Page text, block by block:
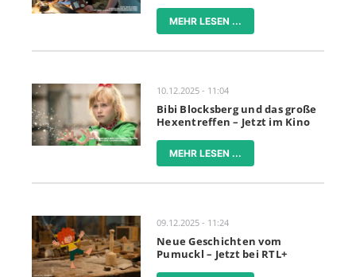
MEHR LESEN ...
10.12.2025 - 11:04
Bibi Blocksberg und das große
Hexentreffen – Jetzt im Kino
MEHR LESEN ...
09.12.2025 - 11:24
Neue Geschichten vom
Pumuckl – Jetzt bei RTL+